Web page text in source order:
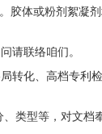
体或粉剂絮凝
联络咱们。
化、高档专利
类型等，对文档